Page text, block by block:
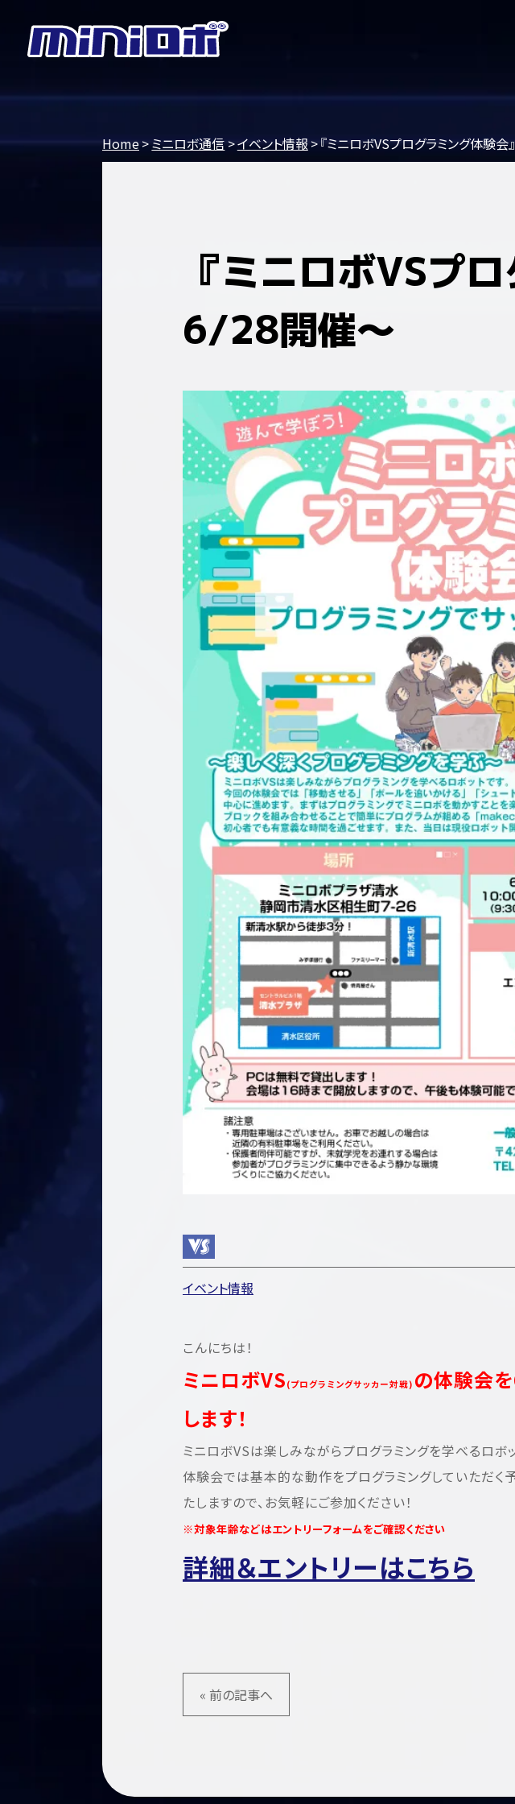
Home ミニロボ通信 イベント情報 『ミニロボVSプログラミング体験
『ミニロボVSプ
6/28開催～
イベント情報
こんにちは！
ミニロボVS (プログラミングサッカー対戦) の体験会
します！
ミニロボVSは楽しみながらプログラミングを学べるロボッ
体験会では基本的な動作をプログラミングしていただ
たしますので、お気軽にご参加ください！
※対象年齢などはエントリーフォームをご確認ください
詳細＆エントリーはこちら
« 前の記事へ